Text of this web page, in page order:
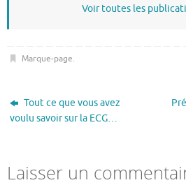
Voir toutes les
Marque-page.
Tout ce que vous avez
voulu savoir sur la ECG…
Laisser un